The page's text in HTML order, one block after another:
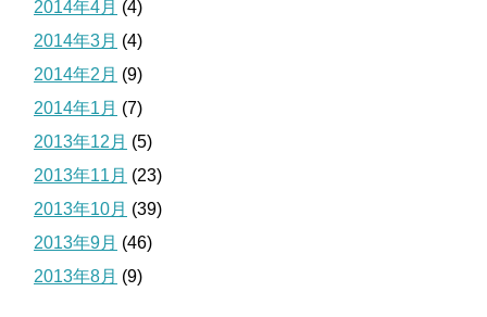
2014年4月 (4)
2014年3月 (4)
2014年2月 (9)
2014年1月 (7)
2013年12月 (5)
2013年11月 (23)
2013年10月 (39)
2013年9月 (46)
2013年8月 (9)